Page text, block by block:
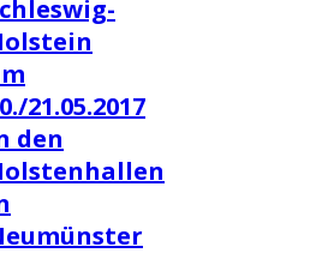
21.05.2017
den